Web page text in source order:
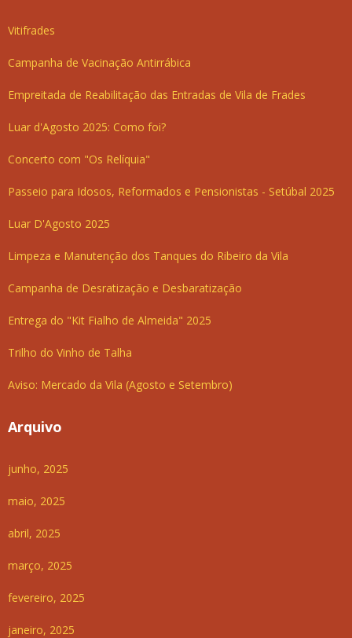
Vitifrades
Campanha de Vacinação Antirrábica
Empreitada de Reabilitação das Entradas de Vila de Frades
Luar d'Agosto 2025: Como foi?
Concerto com "Os Relíquia"
Passeio para Idosos, Reformados e Pensionistas - Setúbal 2025
Luar D'Agosto 2025
Limpeza e Manutenção dos Tanques do Ribeiro da Vila
Campanha de Desratização e Desbaratização
Entrega do "Kit Fialho de Almeida" 2025
Trilho do Vinho de Talha
Aviso: Mercado da Vila (Agosto e Setembro)
Arquivo
junho, 2025
maio, 2025
abril, 2025
março, 2025
fevereiro, 2025
janeiro, 2025